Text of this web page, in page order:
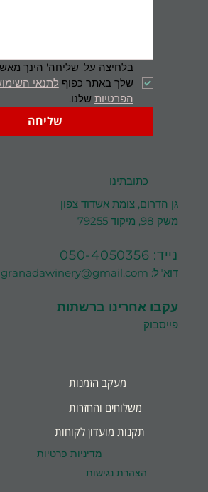
שלך באתר כפוף
הפרטיות שלנו.
שליחה
כתובתינו
גן הדרום, צומת אשדוד צפון
משק 98, מיקוד 79255
נייד: 050-4050356
דוא"ל: granadawinery@gmail.com
עקבו אחרינו ברשתות
פייסבוק
מעקב הזמנות
משלוחים והחזרות
תקנות מועדון לקוחות
מדיניות פרטיות
הצהרת נגישות